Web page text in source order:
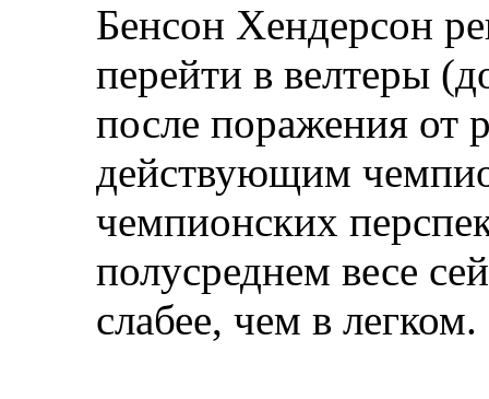
Бенсон Хендерсон
перейти в велтеры
после поражения
действующим
чемпионских
полусреднем весе
слабее, чем в легком.